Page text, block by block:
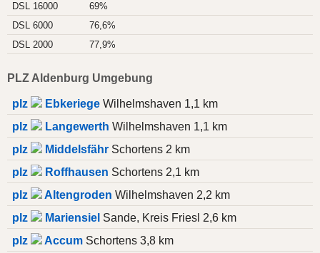
DSL 16000
69%
DSL 6000
76,6%
DSL 2000
77,9%
PLZ Aldenburg Umgebung
plz Ebkeriege Wilhelmshaven 1,1 km
plz
Langewerth Wilhelmshaven 1,1 km
plz
Middelsfähr Schortens 2 km
plz
Roffhausen Schortens 2,1 km
plz
Altengroden Wilhelmshaven 2,2 km
plz
Mariensiel Sande, Kreis Friesl 2,6 km
plz
Accum Schortens 3,8 km